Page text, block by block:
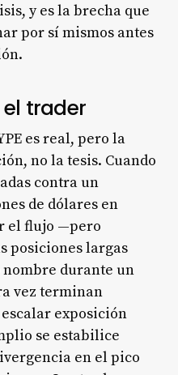
y es la brecha que
por sí mismos antes
trader
es real, pero la
no la tesis. Cuando
contra un
de dólares en
el flujo —pero
posiciones largas
nombre durante un
vez terminan
exposición
se estabilice
en el pico